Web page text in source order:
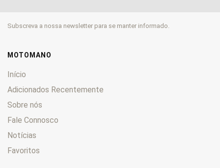
520 0
530 0
620 0
625
640 0
660
690
Subscreva a nossa newsletter para se manter informado.
MOTOMANO
Início
Adicionados Recentemente
Sobre nós
Fale Connosco
Notícias
Favoritos